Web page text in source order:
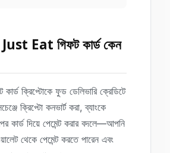
Just Eat গিফট কার্ড কেন
ক্রিপ্টোকে ফুড ডেলিভারি ক্রেডিটে
ক্রিপ্টো কনভার্ট করা, ব্যাংকে
কার্ড দিয়ে পেমেন্ট করার বদলে—আপনি
থেকে পেমেন্ট করতে পারেন এবং